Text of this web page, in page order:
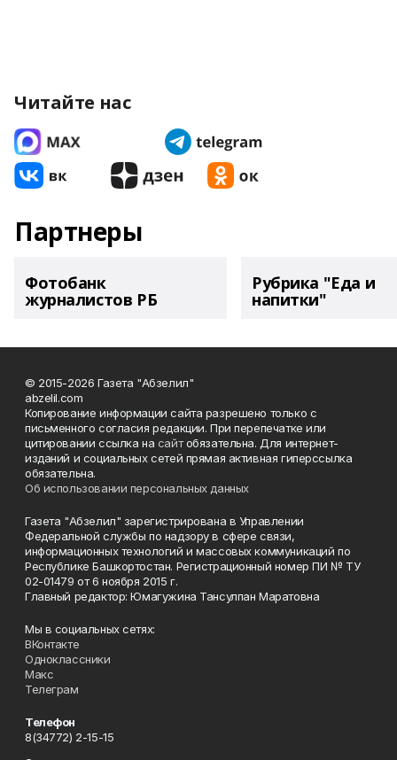
Читайте нас
Партнеры
Фотобанк
журналистов РБ
Рубрика "Еда и
напитки"
© 2015-2026 Газета "Абзелил"
abzelil.com
Копирование информации сайта разрешено только с
письменного согласия редакции. При перепечатке или
цитировании ссылка на сайтобязательна. Для интернет-
изданий и социальных сетей прямая активная гиперссылка
обязательна.
Об использовании персональных данных
Газета "Абзелил" зарегистрирована в Управлении
Федеральной службы по надзору в сфере связи,
информационных технологий и массовых коммуникаций по
Республике Башкортостан. Регистрационный номер ПИ № ТУ
02-01479 от 6 ноября 2015 г.
Главный редактор: Юмагужина Тансулпан Маратовна
Мы в социальных сетях:
ВКонтакте
Одноклассники
Макс
Телеграм
Телефон
8(34772) 2-15-15